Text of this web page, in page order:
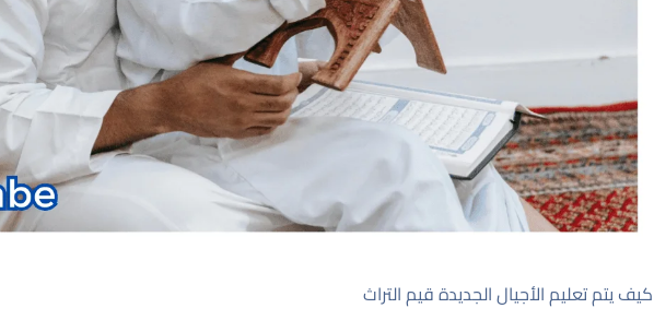
كيف يتم تعليم الأجيال الجديدة قيم التراث